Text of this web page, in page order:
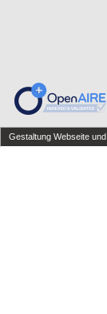
Gestaltung Webseite